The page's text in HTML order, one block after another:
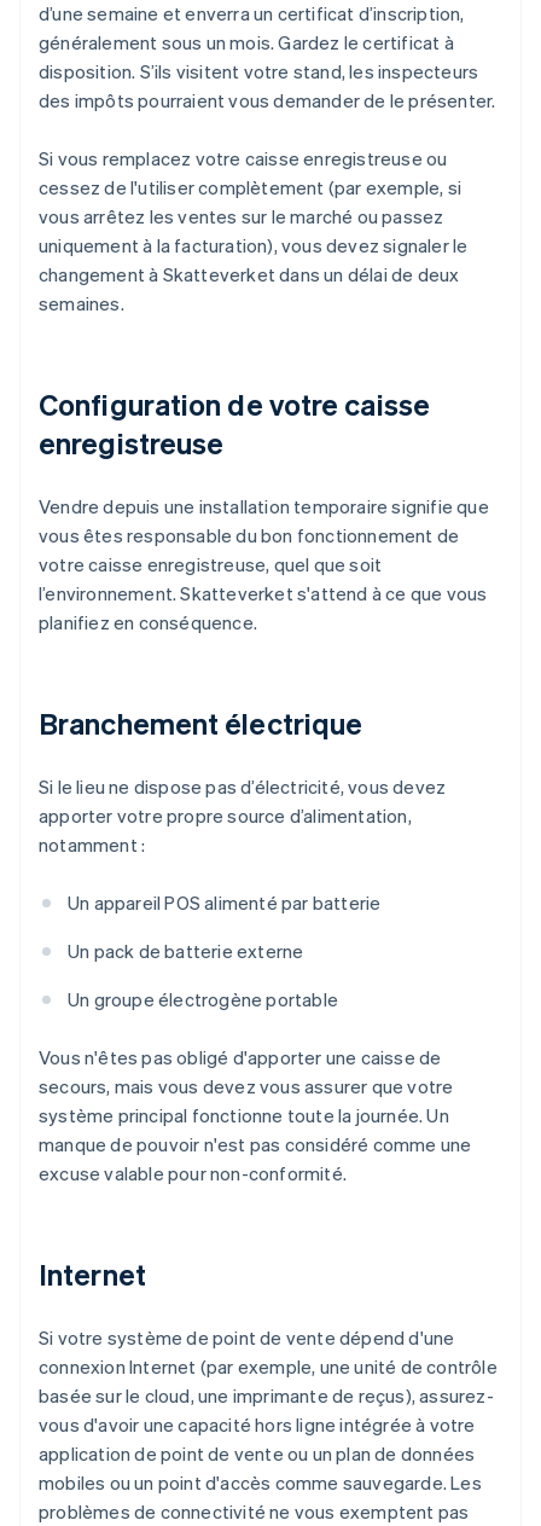
d’une semaine et enverra un certificat d’inscription,
généralement sous un mois. Gardez le certificat à
disposition. S’ils visitent votre stand, les inspecteurs
des impôts pourraient vous demander de le présenter.
Si vous remplacez votre caisse enregistreuse ou
cessez de l'utiliser complètement (par exemple, si
vous arrêtez les ventes sur le marché ou passez
uniquement à la facturation), vous devez signaler le
changement à Skatteverket dans un délai de deux
semaines.
Configuration de votre caisse
enregistreuse
Vendre depuis une installation temporaire signifie que
vous êtes responsable du bon fonctionnement de
votre caisse enregistreuse, quel que soit
l’environnement. Skatteverket s'attend à ce que vous
planifiez en conséquence.
Branchement électrique
Si le lieu ne dispose pas d’électricité, vous devez
apporter votre propre source d’alimentation,
notamment :
Un appareil POS alimenté par batterie
Un pack de batterie externe
Un groupe électrogène portable
Vous n'êtes pas obligé d'apporter une caisse de
secours, mais vous devez vous assurer que votre
système principal fonctionne toute la journée. Un
manque de pouvoir n'est pas considéré comme une
excuse valable pour non-conformité.
Internet
Si votre système de point de vente dépend d'une
connexion Internet (par exemple, une unité de contrôle
basée sur le cloud, une imprimante de reçus), assurez-
vous d'avoir une capacité hors ligne intégrée à votre
application de point de vente ou un plan de données
mobiles ou un point d'accès comme sauvegarde. Les
problèmes de connectivité ne vous exemptent pas